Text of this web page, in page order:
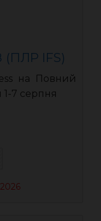
(ПЛР IFS)
на Повний
1-7 серпня